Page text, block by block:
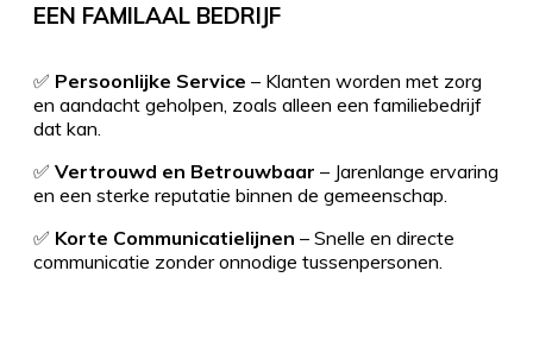
EEN FAMILAAL BEDRIJF
✅ Persoonlijke Service – Klanten worden met zorg
en aandacht geholpen, zoals alleen een familiebedrijf
dat kan.
✅ Vertrouwd en Betrouwbaar – Jarenlange ervaring
en een sterke reputatie binnen de gemeenschap.
✅ Korte Communicatielijnen – Snelle en directe
communicatie zonder onnodige tussenpersonen.